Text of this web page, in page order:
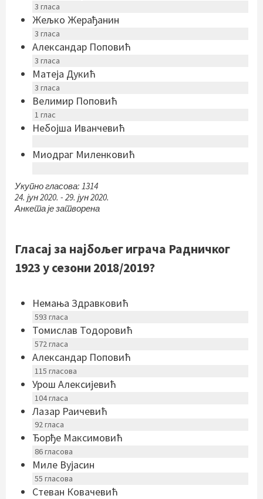
3гласа
Жељко Жерађанин
3гласа
Александар Поповић
3гласа
Матеја Дукић
3гласа
Велимир Поповић
1глас
Небојша Иванчевић
Миодраг Миленковић
Укупно гласова: 1314
24. јун 2020. - 29. јун 2020.
Анкета је затворена
Гласај за најбољег играча Радничког
1923 у сезони 2018/2019?
Немања Здравковић
593гласа
Томислав Тодоровић
572гласа
Александар Поповић
115гласова
Урош Алексијевић
104гласа
Лазар Раичевић
92гласа
Ђорђе Максимовић
86гласова
Миле Вујасин
55гласова
Стеван Ковачевић